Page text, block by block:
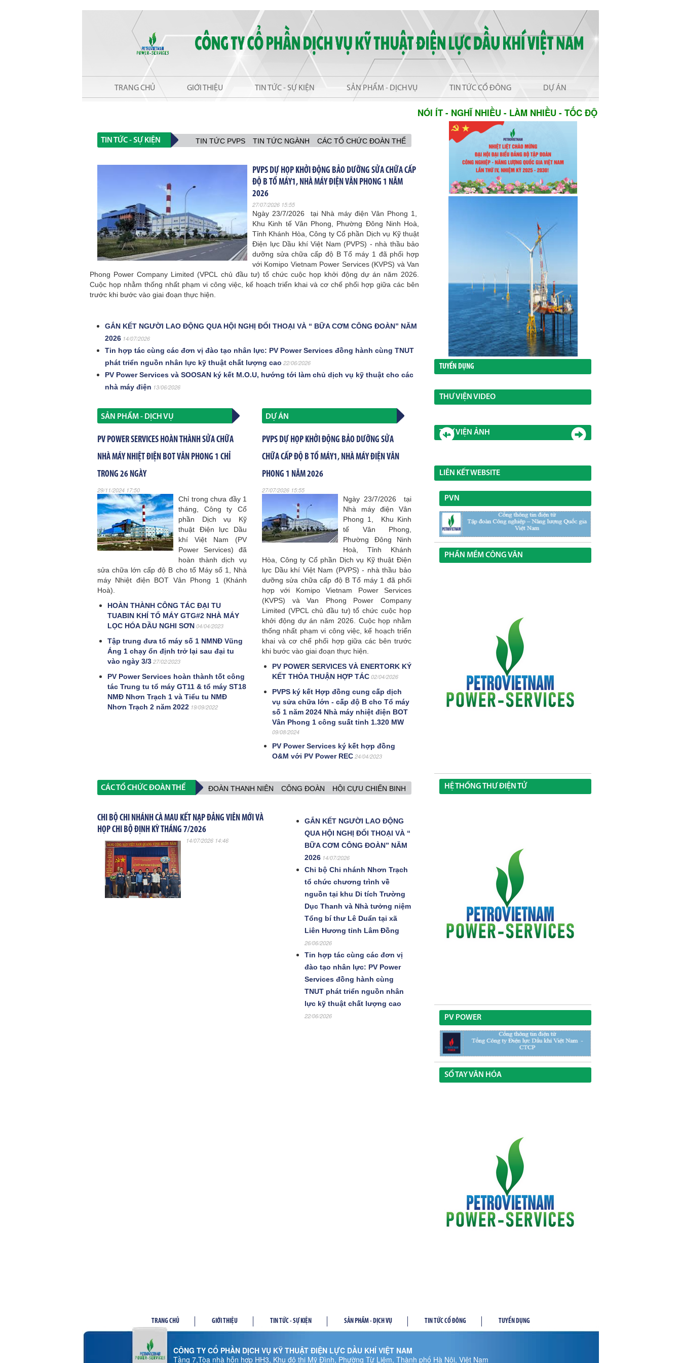
TRANG CHỦ GIỚI THIỆU TIN TỨC - SỰ KIỆN SẢN PHẨM - DỊCH VỤ TIN TỨC CỔ ĐÔNG DỰ ÁN
NÓI ÍT - NGHĨ NHIỀU - LÀM NHIỀU - TỐC ĐỘ NHANH - HIỆU QUẢ
TIN TỨC - SỰ KIỆN TIN TỨC PVPS TIN TỨC NGÀNH CÁC TỔ CHỨC ĐOÀN THỂ
PVPS DỰ HỌP KHỞI ĐỘNG BẢO DƯỠNG SỬA CHỮA CẤP
ĐỘ B TỔ MÁY1, NHÀ MÁY ĐIỆN VÂN PHONG 1 NĂM
2026
27/07/2026 15:55
Ngày 23/7/2026 tại Nhà máy điện Vân Phong 1,
Khu Kinh tế Vân Phong, Phường Đông Ninh Hoà,
Tỉnh Khánh Hòa, Công ty Cổ phần Dịch vụ Kỹ thuật
Điện lực Dầu khí Việt Nam (PVPS) - nhà thầu bảo
dưỡng sửa chữa cấp độ B Tổ máy 1 đã phối hợp
với Komipo Vietnam Power Services (KVPS) và Van
Phong Power Company Limited (VPCL chủ đầu tư) tổ chức cuộc họp khởi động dự án năm 2026.
Cuộc họp nhằm thống nhất phạm vi công việc, kế hoạch triển khai và cơ chế phối hợp giữa các bên
trước khi bước vào giai đoạn thực hiện.
GẮN KẾT NGƯỜI LAO ĐỘNG QUA HỘI NGHỊ ĐỐI THOẠI VÀ “ BỮA CƠM CÔNG ĐOÀN” NĂM
2026 14/07/2026
Tin hợp tác cùng các đơn vị đào tạo nhân lực: PV Power Services đồng hành cùng TNUT
phát triển nguồn nhân lực kỹ thuật chất lượng cao 22/06/2026
PV Power Services và SOOSAN ký kết M.O.U, hướng tới làm chủ dịch vụ kỹ thuật cho các
nhà máy điện 13/06/2026
SẢN PHẨM - DỊCH VỤ
PV POWER SERVICES HOÀN THÀNH SỬA CHỮA
NHÀ MÁY NHIỆT ĐIỆN BOT VÂN PHONG 1 CHỈ
TRONG 26 NGÀY
29/11/2024 17:50
Chỉ trong chưa đầy 1
tháng, Công ty Cổ
phần Dịch vụ Kỹ
thuật Điện lực Dầu
khí Việt Nam (PV
Power Services) đã
hoàn thành dịch vụ
sửa chữa lớn cấp độ B cho tổ Máy số 1, Nhà
máy Nhiệt điện BOT Vân Phong 1 (Khánh
Hoà).
HOÀN THÀNH CÔNG TÁC ĐẠI TU
TUABIN KHÍ TỔ MÁY GTG#2 NHÀ MÁY
LỌC HÓA DẦU NGHI SƠN 04/04/2023
Tập trung đưa tổ máy số 1 NMNĐ Vũng
Áng 1 chạy ổn định trở lại sau đại tu
vào ngày 3/3 27/02/2023
PV Power Services hoàn thành tốt công
tác Trung tu tổ máy GT11 & tổ máy ST18
NMĐ Nhơn Trạch 1 và Tiểu tu NMĐ
Nhơn Trạch 2 năm 2022 19/09/2022
DỰ ÁN
PVPS DỰ HỌP KHỞI ĐỘNG BẢO DƯỠNG SỬA
CHỮA CẤP ĐỘ B TỔ MÁY1, NHÀ MÁY ĐIỆN VÂN
PHONG 1 NĂM 2026
27/07/2026 15:55
Ngày 23/7/2026 tại
Nhà máy điện Vân
Phong 1, Khu Kinh
tế Vân Phong,
Phường Đông Ninh
Hoà, Tỉnh Khánh
Hòa, Công ty Cổ phần Dịch vụ Kỹ thuật Điện
lực Dầu khí Việt Nam (PVPS) - nhà thầu bảo
dưỡng sửa chữa cấp độ B Tổ máy 1 đã phối
hợp với Komipo Vietnam Power Services
(KVPS) và Van Phong Power Company
Limited (VPCL chủ đầu tư) tổ chức cuộc họp
khởi động dự án năm 2026. Cuộc họp nhằm
thống nhất phạm vi công việc, kế hoạch triển
khai và cơ chế phối hợp giữa các bên trước
khi bước vào giai đoạn thực hiện.
PV POWER SERVICES VÀ ENERTORK KÝ
KẾT THỎA THUẬN HỢP TÁC 02/04/2026
PVPS ký kết Hợp đồng cung cấp dịch
vụ sửa chữa lớn - cấp độ B cho Tổ máy
số 1 năm 2024 Nhà máy nhiệt điện BOT
Vân Phong 1 công suất tinh 1.320 MW
09/08/2024
PV Power Services ký kết hợp đồng
O&M với PV Power REC 24/04/2023
CÁC TỔ CHỨC ĐOÀN THỂ ĐOÀN THANH NIÊN CÔNG ĐOÀN HỘI CỰU CHIẾN BINH
CHI BỘ CHI NHÁNH CÀ MAU KẾT NẠP ĐẢNG VIÊN MỚI VÀ
HỌP CHI BỘ ĐỊNH KỲ THÁNG 7/2026
14/07/2026 14:46
GẮN KẾT NGƯỜI LAO ĐỘNG
QUA HỘI NGHỊ ĐỐI THOẠI VÀ “
BỮA CƠM CÔNG ĐOÀN” NĂM
2026 14/07/2026
Chi bộ Chi nhánh Nhơn Trạch
tổ chức chương trình về
nguồn tại khu Di tích Trường
Dục Thanh và Nhà tưởng niệm
Tổng bí thư Lê Duẩn tại xã
Liên Hương tỉnh Lâm Đồng
26/06/2026
Tin hợp tác cùng các đơn vị
đào tạo nhân lực: PV Power
Services đồng hành cùng
TNUT phát triển nguồn nhân
lực kỹ thuật chất lượng cao
22/06/2026
TUYỂN DỤNG
THƯ VIỆN VIDEO
THƯ VIỆN ẢNH
LIÊN KẾT WEBSITE
PVN
PHẦN MỀM CÔNG VĂN
HỆ THỐNG THƯ ĐIỆN TỬ
PV POWER
SỔ TAY VĂN HÓA
TRANG CHỦ GIỚI THIỆU TIN TỨC - SỰ KIỆN SẢN PHẦM - DỊCH VỤ TIN TỨC CỔ ĐÔNG TUYỂN DỤNG
CÔNG TY CỔ PHẦN DỊCH VỤ KỸ THUẬT ĐIỆN LỰC DẦU KHÍ VIỆT NAM
Tầng 7,Tòa nhà hỗn hợp HH3, Khu đô thị Mỹ Đình, Phường Từ Liêm, Thành phố Hà Nội, Việt Nam